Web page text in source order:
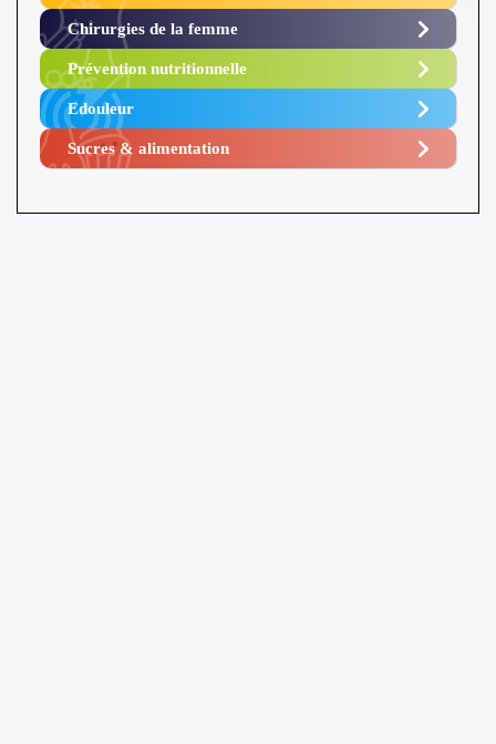
Chirurgies de la femme
Prévention nutritionnelle
Edouleur​
Sucres & alimentation​